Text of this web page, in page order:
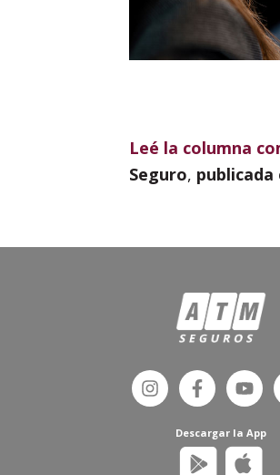
Leé la columna
Seguro, publicada
Descargar la App